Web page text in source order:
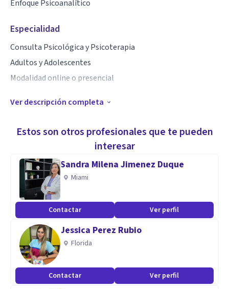
Enfoque Psicoanalítico
Especialidad
Consulta Psicológica y Psicoterapia
Adultos y Adolescentes
Modalidad online o presencial
Aptitudes
ética profesional son los pilares que me guían. Hacen de
cada encuentro un espacio íntimo y seguro, donde puedas
dialogar contigo mismo, conocer la verdad y resolver tus
conflictos con autonomía.
Ver descripción completa
Estos son otros profesionales que te pueden
interesar
Sandra Milena Jimenez Duque
Miami
Contactar Ver perfil
Jessica Perez Rubio
Florida
Contactar Ver perfil